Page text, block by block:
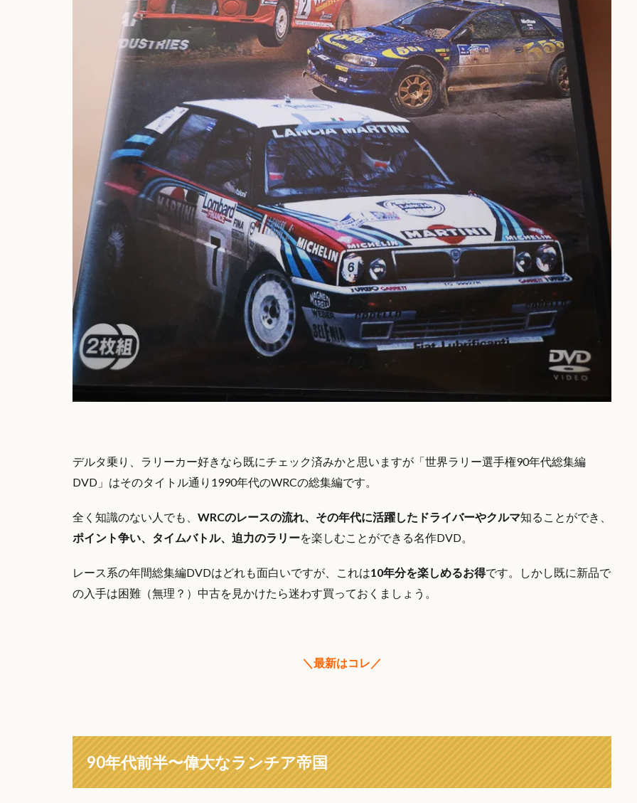
デルタ乗り、ラリーカー好きなら既にチェック済みかと思いますが「世界ラリー選手権90年代総集編
DVD」はそのタイトル通り1990年代のWRCの総集編です。
全く知識のない人でも、 WRCのレースの流れ、その年代に活躍したドライバーやクルマ知ることができ、
ポイント争い、タイムバトル、迫力のラリーを楽しむことができる名作DVD。
レース系の年間総集編DVDはどれも面白いですが、これは10年分を楽しめるお得です。しかし既に新品で
の入手は困難（無理？）中古を見かけたら迷わす買っておくましょう。
＼最新はコレ／
90年代前半〜偉大なランチア帝国